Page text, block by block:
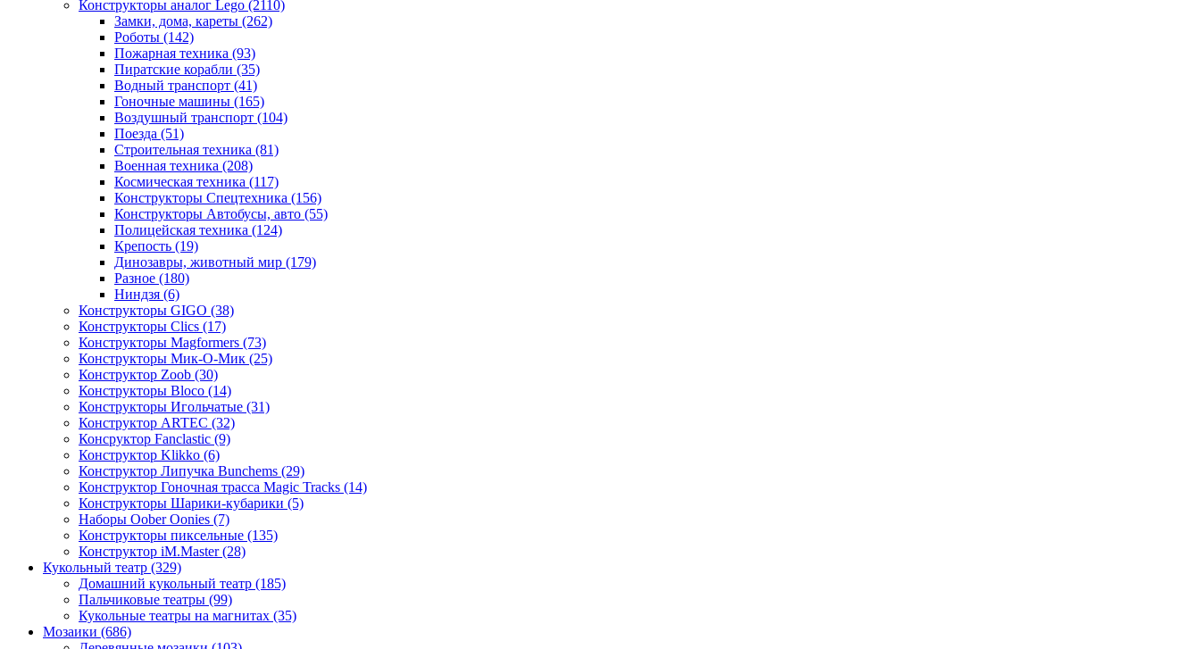
Конструкторы аналог Lego (2110)
Замки, дома, кареты (262)
Роботы (142)
Пожарная техника (93)
Пиратские корабли (35)
Водный транспорт (41)
Гоночные машины (165)
Воздушный транспорт (104)
Поезда (51)
Строительная техника (81)
Военная техника (208)
Космическая техника (117)
Конструкторы Спецтехника (156)
Конструкторы Автобусы, авто (55)
Полицейская техника (124)
Крепость (19)
Динозавры, животный мир (179)
Разное (180)
Ниндзя (6)
Конструкторы GIGO (38)
Конструкторы Clics (17)
Конструкторы Magformers (73)
Конструкторы Мик-О-Мик (25)
Конструктор Zoob (30)
Конструкторы Bloco (14)
Конструкторы Игольчатые (31)
Конструктор ARTEC (32)
Консруктор Fanclastic (9)
Конструктор Klikko (6)
Конструктор Липучка Bunchems (29)
Конструктор Гоночная трасса Magic Tracks (14)
Конструкторы Шарики-кубарики (5)
Наборы Oober Oonies (7)
Конструкторы пиксельные (135)
Конструктор iM.Master(28)
Кукольный театр (329)
Домашний кукольный театр (185)
Пальчиковые театры (99)
Кукольные театры на магнитах (35)
Мозаики (686)